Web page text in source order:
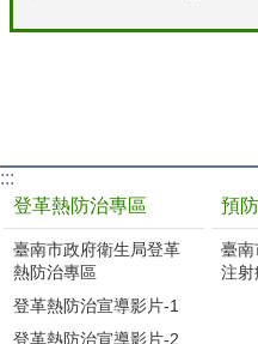
:::
登革熱防治專區
臺南市政府衛生局登革
熱防治專區
登革熱防治宣導影片-1
登革熱防治宣導影片-2
預
臺南
注射